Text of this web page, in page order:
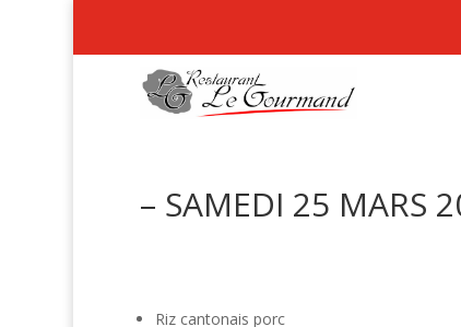
– SAMEDI 25 MARS
Riz cantonais porc